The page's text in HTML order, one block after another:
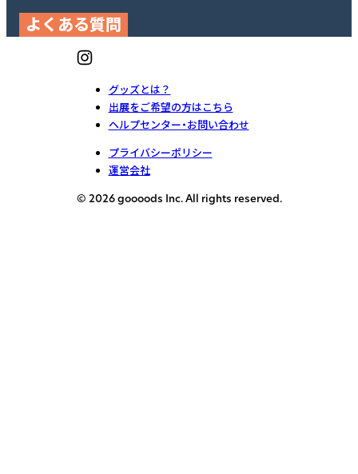
よくある質問
グッズとは？
出展をご希望の方はこちら
ヘルプセンター・お問い合わせ
プライバシーポリシー
運営会社
© 2026 goooods Inc. All rights reserved.